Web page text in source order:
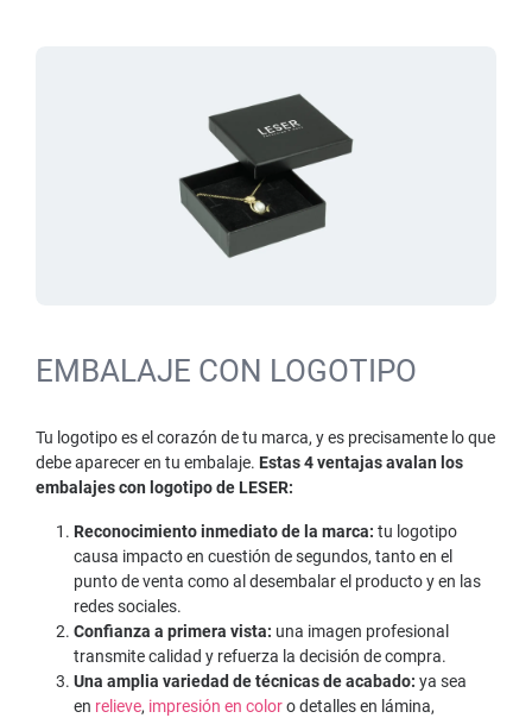
EMBALAJE CON LOGOTIPO
Tu logotipo es el corazón de tu marca, y es precisamente lo que
debe aparecer en tu embalaje. Estas 4 ventajas avalan los
embalajes con logotipo de LESER:
Reconocimiento inmediato de la marca: tu logotipo
causa impacto en cuestión de segundos, tanto en el
punto de venta como al desembalar el producto y en las
redes sociales.
Confianza a primera vista: una imagen profesional
transmite calidad y refuerza la decisión de compra.
Una amplia variedad de técnicas de acabado: ya sea
en relieve, impresión en coloro detalles en lámina,